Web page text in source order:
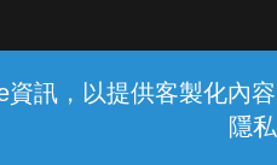
資訊，以提供客製化內
隱